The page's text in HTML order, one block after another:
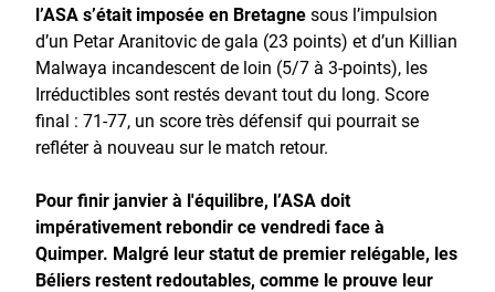
l’ASA s’était imposée en Bretagnesous l’impulsion
d’un Petar Aranitovic de gala (23 points) et d’un Killian
Malwaya incandescent de loin (5/7 à 3-points), les
Irréductibles sont restés devant tout du long. Score
final : 71-77, un score très défensif qui pourrait se
refléter à nouveau sur le match retour.
Pour finir janvier à l'équilibre, l’ASA doit
impérativement rebondir ce vendredi face à
Quimper. Malgré leur statut de premier relégable, les
Béliers restent redoutables, comme le prouve leur